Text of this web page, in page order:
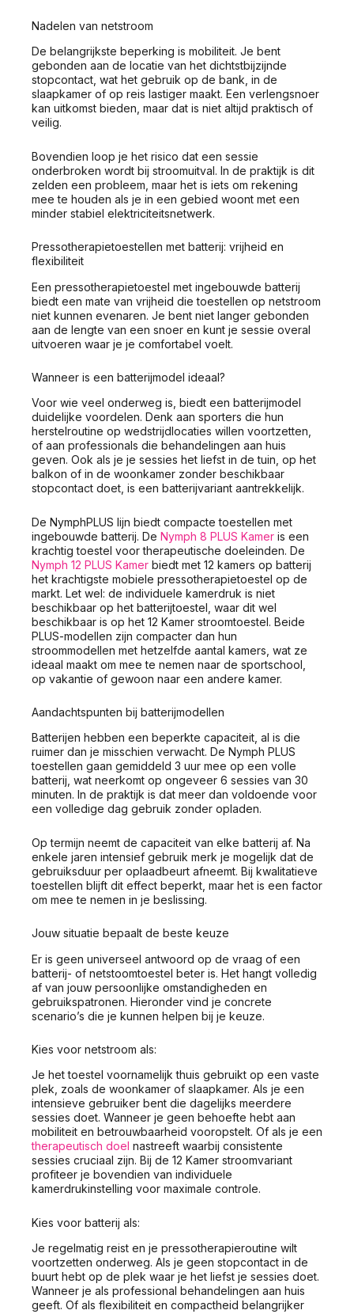
Nadelen van netstroom
De belangrijkste beperking is mobiliteit. Je bent
gebonden aan de locatie van het dichtstbijzijnde
stopcontact, wat het gebruik op de bank, in de
slaapkamer of op reis lastiger maakt. Een verlengsnoer
kan uitkomst bieden, maar dat is niet altijd praktisch of
veilig.
Bovendien loop je het risico dat een sessie
onderbroken wordt bij stroomuitval. In de praktijk is dit
zelden een probleem, maar het is iets om rekening
mee te houden als je in een gebied woont met een
minder stabiel elektriciteitsnetwerk.
Pressotherapietoestellen met batterij: vrijheid en
flexibiliteit
Een pressotherapietoestel met ingebouwde batterij
biedt een mate van vrijheid die toestellen op netstroom
niet kunnen evenaren. Je bent niet langer gebonden
aan de lengte van een snoer en kunt je sessie overal
uitvoeren waar je je comfortabel voelt.
Wanneer is een batterijmodel ideaal?
Voor wie veel onderweg is, biedt een batterijmodel
duidelijke voordelen. Denk aan sporters die hun
herstelroutine op wedstrijdlocaties willen voortzetten,
of aan professionals die behandelingen aan huis
geven. Ook als je je sessies het liefst in de tuin, op het
balkon of in de woonkamer zonder beschikbaar
stopcontact doet, is een batterijvariant aantrekkelijk.
De NymphPLUS lijn biedt compacte toestellen met
ingebouwde batterij. De Nymph 8 PLUS Kamer is een
krachtig toestel voor therapeutische doeleinden. De
Nymph 12 PLUS Kamer biedt met 12 kamers op batterij
het krachtigste mobiele pressotherapietoestel op de
markt. Let wel: de individuele kamerdruk is niet
beschikbaar op het batterijtoestel, waar dit wel
beschikbaar is op het 12 Kamer stroomtoestel. Beide
PLUS-modellen zijn compacter dan hun
stroommodellen met hetzelfde aantal kamers, wat ze
ideaal maakt om mee te nemen naar de sportschool,
op vakantie of gewoon naar een andere kamer.
Aandachtspunten bij batterijmodellen
Batterijen hebben een beperkte capaciteit, al is die
ruimer dan je misschien verwacht. De Nymph PLUS
toestellen gaan gemiddeld 3 uur mee op een volle
batterij, wat neerkomt op ongeveer 6 sessies van 30
minuten. In de praktijk is dat meer dan voldoende voor
een volledige dag gebruik zonder opladen.
Op termijn neemt de capaciteit van elke batterij af. Na
enkele jaren intensief gebruik merk je mogelijk dat de
gebruiksduur per oplaadbeurt afneemt. Bij kwalitatieve
toestellen blijft dit effect beperkt, maar het is een factor
om mee te nemen in je beslissing.
Jouw situatie bepaalt de beste keuze
Er is geen universeel antwoord op de vraag of een
batterij- of netstoomtoestel beter is. Het hangt volledig
af van jouw persoonlijke omstandigheden en
gebruikspatronen. Hieronder vind je concrete
scenario’s die je kunnen helpen bij je keuze.
Kies voor netstroom als:
Je het toestel voornamelijk thuis gebruikt op een vaste
plek, zoals de woonkamer of slaapkamer. Als je een
intensieve gebruiker bent die dagelijks meerdere
sessies doet. Wanneer je geen behoefte hebt aan
mobiliteit en betrouwbaarheid vooropstelt. Of als je een
therapeutisch doel nastreeft waarbij consistente
sessies cruciaal zijn. Bij de 12 Kamer stroomvariant
profiteer je bovendien van individuele
kamerdrukinstelling voor maximale controle.
Kies voor batterij als:
Je regelmatig reist en je pressotherapieroutine wilt
voortzetten onderweg. Als je geen stopcontact in de
buurt hebt op de plek waar je het liefst je sessies doet.
Wanneer je als professional behandelingen aan huis
geeft. Of als flexibiliteit en compactheid belangrijker